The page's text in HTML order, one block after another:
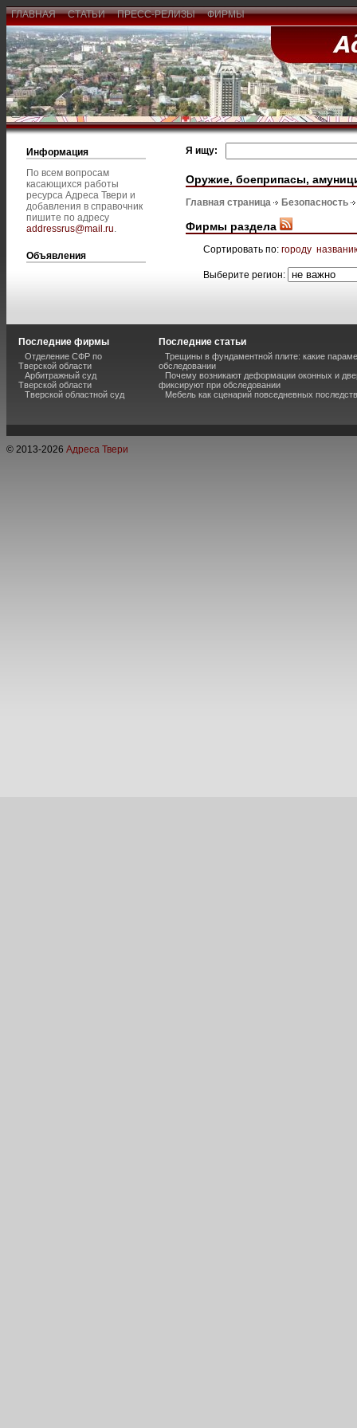
ГЛАВНАЯ СТАТЬИ ПРЕСС-РЕЛИЗЫ ФИРМЫ
Информация
По всем вопросам
касающихся работы
ресурса Адреса Твери и
добавления в справочник
пишите по адресу
addressrus@mail.ru.
Объявления
Я ищу:
Оружие, боеприпасы,
Главная страница Безопасность
Фирмы раздела
Сортировать по: городу
Выберите регион:
Последние фирмы
Отделение СФР по
Тверской области
Арбитражный суд
Тверской области
Тверской областной суд
Последние статьи
Трещины в фундаментной плите: какие
обследовании
Почему возникают деформации оконных и
фиксируют при обследовании
Мебель как сценарий повседневных
© 2013-2026 Адреса Твери